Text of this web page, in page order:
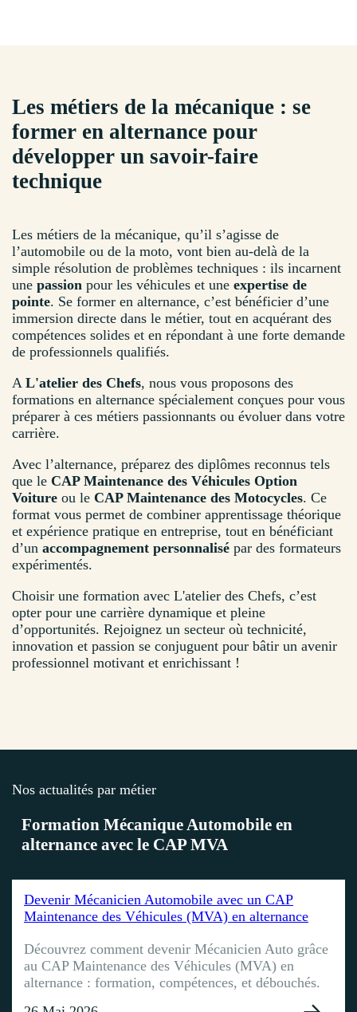
Les métiers de la mécanique : se
former en alternance pour
développer un savoir-faire
technique
Les métiers de la mécanique, qu’il s’agisse de
l’automobile ou de la moto, vont bien au-delà de la
simple résolution de problèmes techniques : ils incarnent
une passion pour les véhicules et une expertise de
pointe. Se former en alternance, c’est bénéficier d’une
immersion directe dans le métier, tout en acquérant des
compétences solides et en répondant à une forte demande
de professionnels qualifiés.
A L'atelier des Chefs, nous vous proposons des
formations en alternance spécialement conçues pour vous
préparer à ces métiers passionnants ou évoluer dans votre
carrière.
Avec l’alternance, préparez des diplômes reconnus tels
que le CAP Maintenance des Véhicules Option
Voiture ou le CAP Maintenance des Motocycles. Ce
format vous permet de combiner apprentissage théorique
et expérience pratique en entreprise, tout en bénéficiant
d’un accompagnement personnalisé par des formateurs
expérimentés.
Choisir une formation avec L'atelier des Chefs, c’est
opter pour une carrière dynamique et pleine
d’opportunités. Rejoignez un secteur où technicité,
innovation et passion se conjuguent pour bâtir un avenir
professionnel motivant et enrichissant !
Nos actualités par métier.
Formation Mécanique Automobile en
alternance avec le CAP MVA
Devenir Mécanicien Automobile avec un CAP
Maintenance des Véhicules (MVA) en alternance
Découvrez comment devenir Mécanicien Auto grâce
au CAP Maintenance des Véhicules (MVA) en
alternance : formation, compétences, et débouchés.